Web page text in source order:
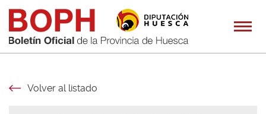
Volver al listado